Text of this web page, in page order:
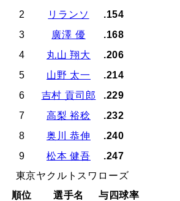
2
リランソ
.154
3
廣澤 優
.168
4
丸山 翔大
.206
5
山野 太一
.214
6
吉村 貢司郎
.229
7
高梨 裕稔
.232
8
奥川 恭伸
.240
9
松本 健吾
.247
東京ヤクルトスワローズ
順位
選手名
与四球率